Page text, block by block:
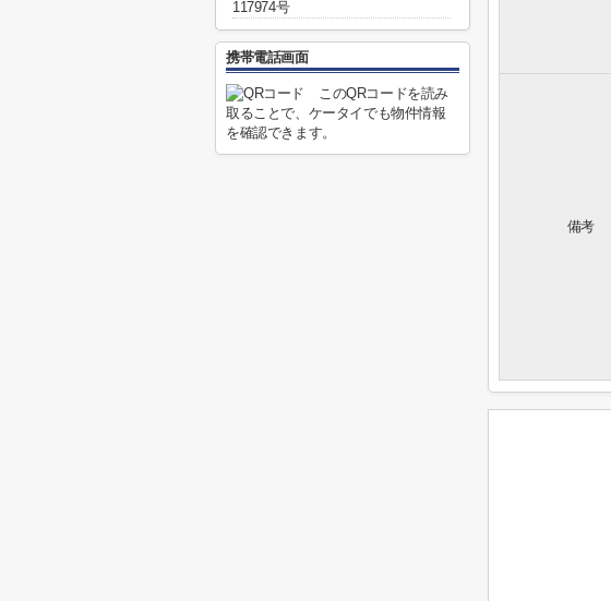
備考
117974号
携帯電話画面
このQRコードを読み
取ることで、ケータイでも物件情報
を確認できます。